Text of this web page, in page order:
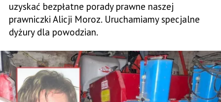
uzyskać bezpłatne porady prawne naszej
prawniczki Alicji Moroz. Uruchamiamy specjalne
dyżury dla powodzian.